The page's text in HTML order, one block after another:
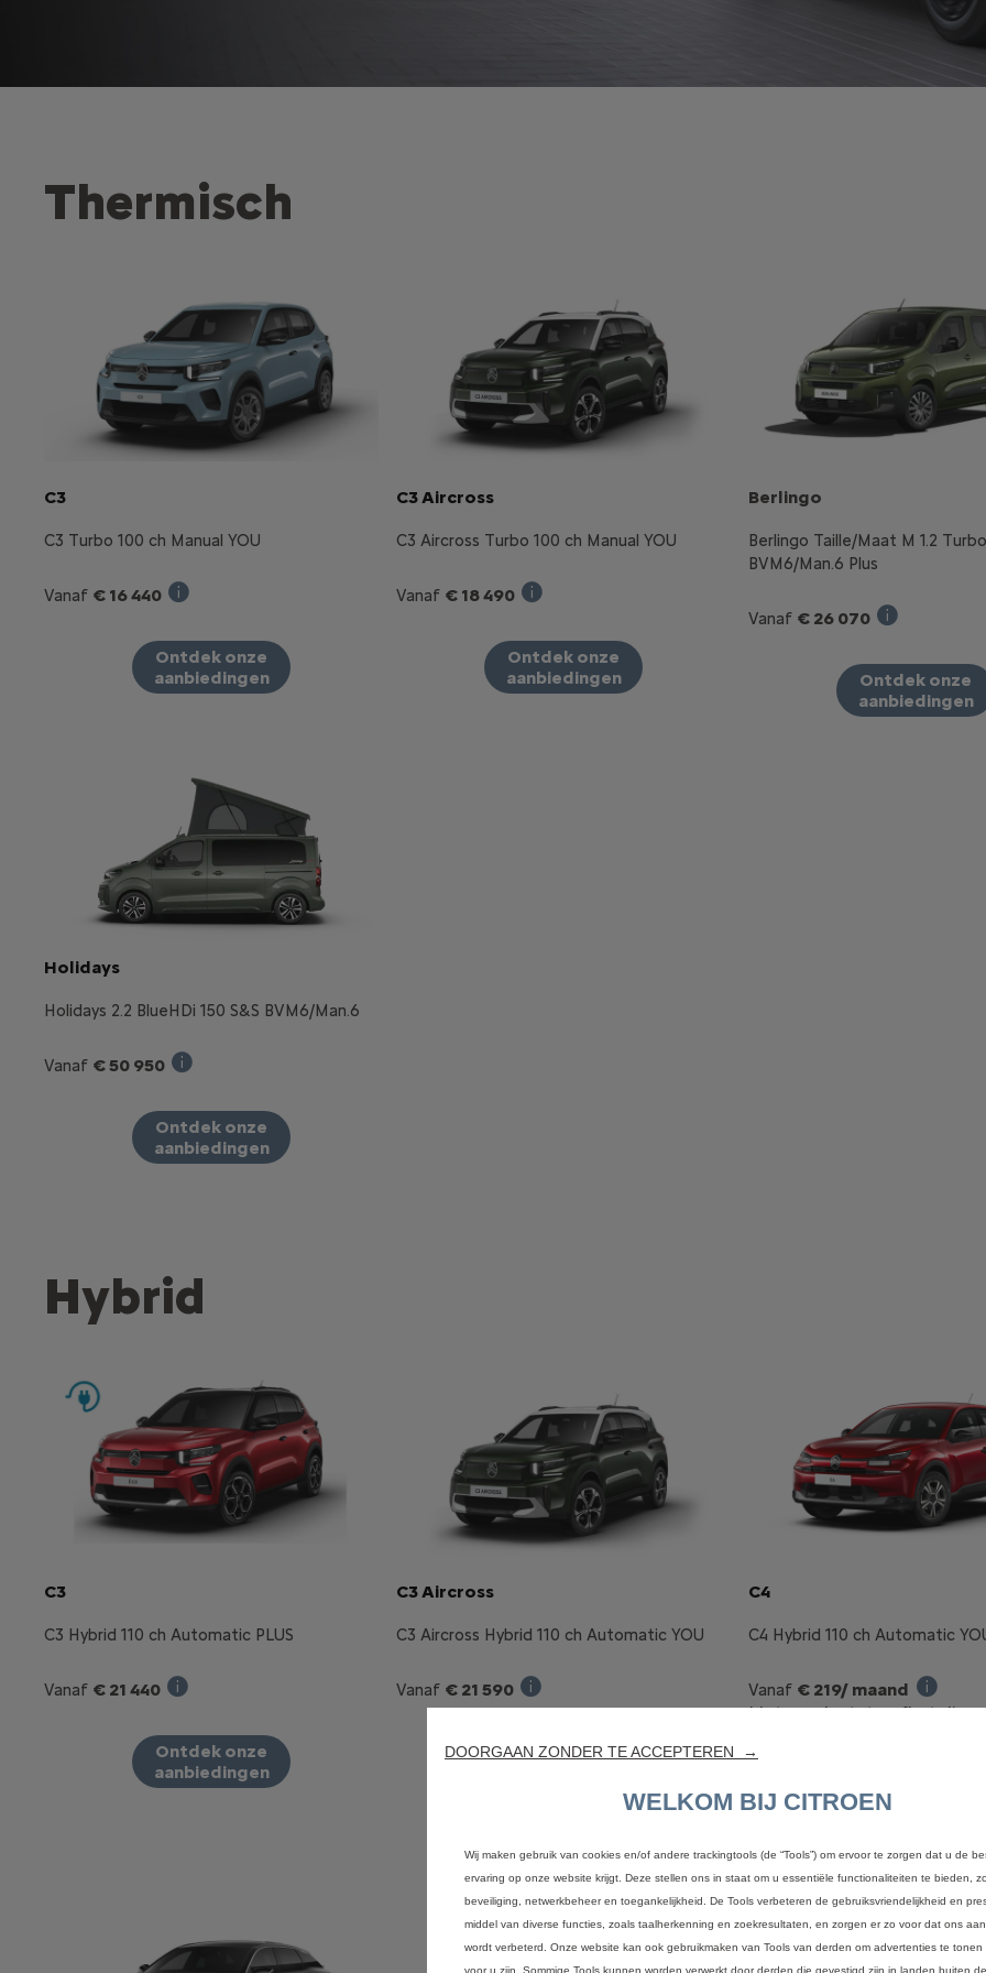
Thermisch
C3
C3 Turbo 100 ch Manual YOU
Vanaf € 16 440
Verkoopprijs incl. BTW bij aankoop van een C3 Turbo 100 pk Manual YOU zonder opties. Aanbod
Ontdek onze
aanbiedingen
C3 Aircross
C3 Aircross Turbo 100 ch Manual YOU
Vanaf € 18 490
Verkoopprijs incl. BTW bij aankoop van een C3
Ontdek onze
aanbiedingen
Berlingo
Berlingo Taille/Maat M 1.2 Turbo
BVM6/Man.6 Plus
Vanaf € 26 070
Ontdek onze
aanbiedingen
Holidays
Holidays 2.2 BlueHDi 150 S&S BVM6/Man.6
Vanaf € 50 950
Ontdek onze
aanbiedingen
Hybrid
C3
C3 Hybrid 110 ch Automatic PLUS
Vanaf € 21 440
Verkoopprijs incl. BTW bij aankoop van een C3 Hybrid 110 pk Automatic PLUS zonder opties.
Ontdek onze
aanbiedingen
C3 Aircross
C3 Aircross Hybrid 110 ch Automatic YOU
Vanaf € 21 590
Verkoopprijs incl. BTW bij aankoop van een C3 Aircross
Ontdek onze
C4
C4 Hybrid 110 ch Automatic
Vanaf € 219/ maand
Met een laatste afbetaling
DOORGAAN ZONDER TE ACCEPTEREN →
WELKOM BIJ CITROEN
Wij maken gebruik van cookies en/of andere trackingtools (de “Tools”) om ervoor te zorgen dat u de
ervaring op onze website krijgt. Deze stellen ons in staat om u essentiële functionaliteiten te bieden,
beveiliging, netwerkbeheer en toegankelijkheid. De Tools verbeteren de gebruiksvriendelijkheid en
middel van diverse functies, zoals taalherkenning en zoekresultaten, en zorgen er zo voor dat ons
wordt verbeterd. Onze website kan ook gebruikmaken van Tools van derden om advertenties te tonen
voor u zijn. Sommige Tools kunnen worden verwerkt door derden die gevestigd zijn in landen buiten